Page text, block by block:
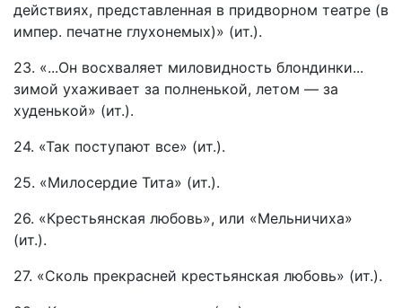
действиях, представленная в придворном театре (в
импер. печатне глухонемых)» (ит.).
23. «...Он восхваляет миловидность блондинки...
зимой ухаживает за полненькой, летом — за
худенькой» (ит.).
24. «Так поступают все» (ит.).
25. «Милосердие Тита» (ит.).
26. «Крестьянская любовь», или «Мельничиха»
(ит.).
27. «Сколь прекрасней крестьянская любовь» (ит.).